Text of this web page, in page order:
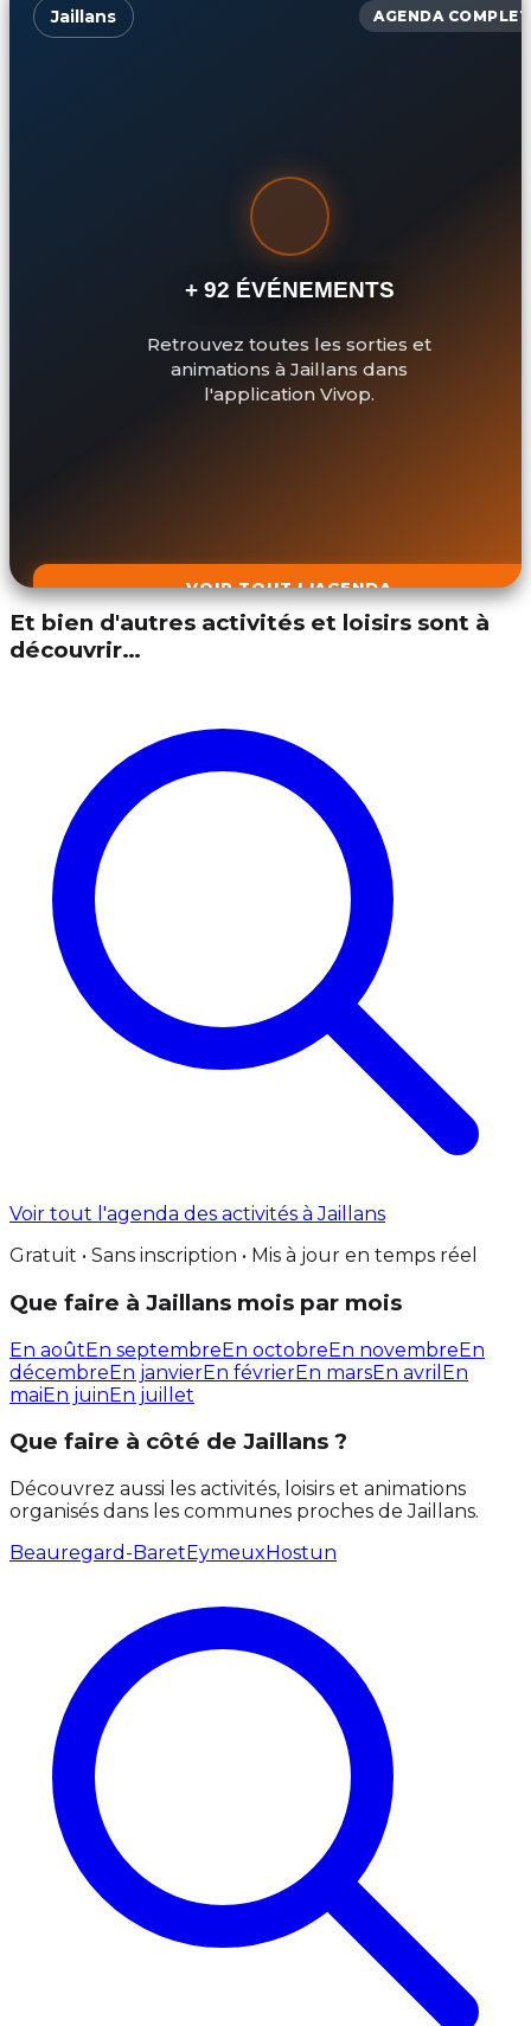
Jaillans AGENDA COMPLET
+ 92 ÉVÉNEMENTS
Retrouvez toutes les sorties et
animations à Jaillans dans
l'application Vivop.
VOIR TOUT L'AGENDA
Et bien d'autres activités et loisirs sont à
découvrir…
Voir tout l'agenda des activités à Jaillans
Gratuit • Sans inscription • Mis à jour en temps réel
Que faire à Jaillans mois par mois
En aoûtEn septembreEn octobreEn novembreEn
décembreEn janvierEn févrierEn marsEn avril En
maiEn juinEn juillet
Que faire à côté de Jaillans ?
Découvrez aussi les activités, loisirs et animations
organisés dans les communes proches de Jaillans.
Beauregard-BaretEymeuxHostun